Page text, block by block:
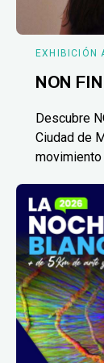
EXHIBICIÓN
NON
Descubre
Ciudad de